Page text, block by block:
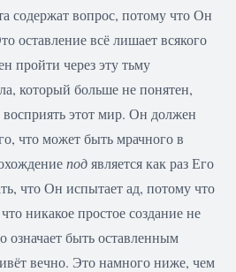
содержат вопрос, потому что Он
оставление всё лишает всякого
пройти через эту тьму
который больше не понятен,
этот мир. Он должен
что может быть мрачного в
подявляется как раз Его
что Он испытает ад, потому что
никакое простое создание не
означает быть оставленным
вечно. Это намного ниже, чем